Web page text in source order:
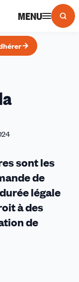
MENU
sont les
de
légale
à des
de